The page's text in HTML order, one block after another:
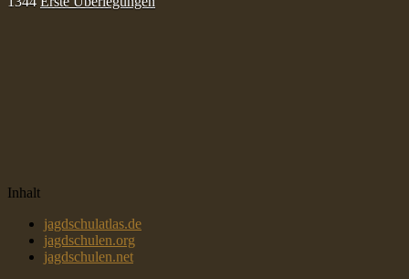
Inhalt
jagdschulatlas.de
jagdschulen.org
jagdschulen.net